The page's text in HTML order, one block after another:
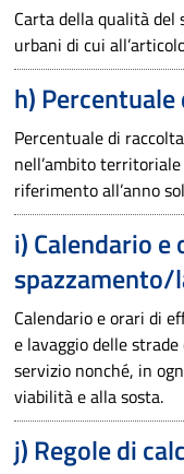
Carta della qualità
urbani di cui
h)
Percentuale di
nell’ambito
riferimento all’anno
i) Calendario e
Calendario e orari di
e lavaggio delle
servizio nonché, in
viabilità e alla sosta.
j) Regole di